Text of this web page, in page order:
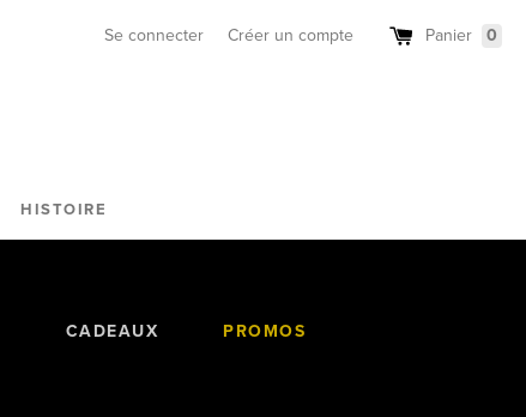
HISTOIRE
Se connecter Créer un compte Panier 0
CADEAUX PROMOS